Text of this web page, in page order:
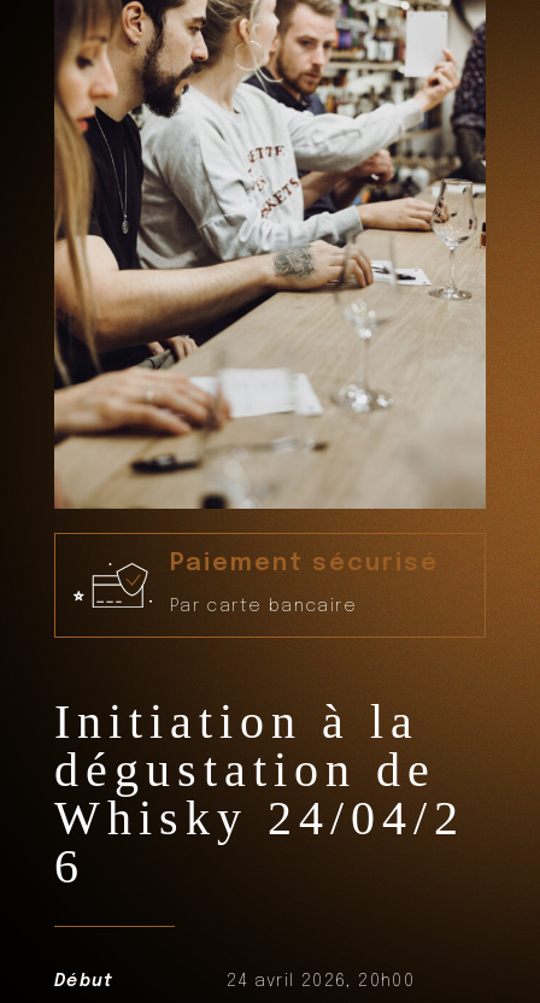
Paiement sécurisé
Par carte bancaire
Initiation à la
dégustation de
Whisky 24/04/2
6
Début 24 avril 2026, 20h00